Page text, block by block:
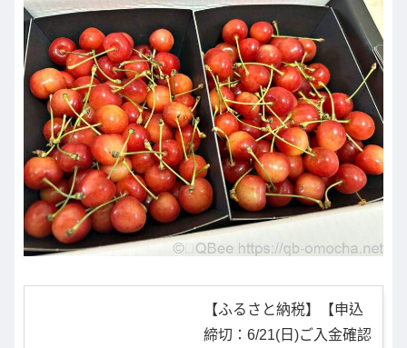
【ふるさと納税】【申込
締切：6/21(日)ご入金確認